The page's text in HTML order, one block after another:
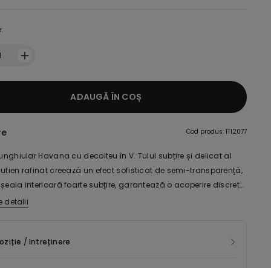
ADAUGĂ ÎN COȘ
Cod produs: 1TI2077
Havana cu decolteu în V. Tulul subțire și delicat al
rafinat creează un efect sofisticat de semi-transparență,
interioară foarte subțire, garantează o acoperire discretă,
la transparență. Designul fără arcuri asigură o potrivire
chiar și sub cele mai mulate ținute. Bretelele sunt
detalii
/ Intreținere